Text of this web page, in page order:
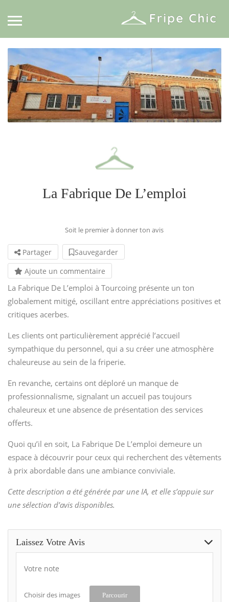
La Fabrique De L’emploi
Soit le premier à donner ton avis
Partager
Sauvegarder
Ajoute un commentaire
La Fabrique De L’emploi à Tourcoing présente un ton
globalement mitigé, oscillant entre appréciations positives et
critiques acerbes.
Les clients ont particulièrement apprécié l’accueil
sympathique du personnel, qui a su créer une atmosphère
chaleureuse au sein de la friperie.
En revanche, certains ont déploré un manque de
professionnalisme, signalant un accueil pas toujours
chaleureux et une absence de présentation des services
offerts.
Quoi qu’il en soit, La Fabrique De L’emploi demeure un
espace à découvrir pour ceux qui recherchent des vêtements
à prix abordable dans une ambiance conviviale.
Cette description a été générée par une IA, et elle s’appuie sur
une sélection d’avis disponibles.
Laissez Votre Avis
Votre note
Choisir des images Parcourir